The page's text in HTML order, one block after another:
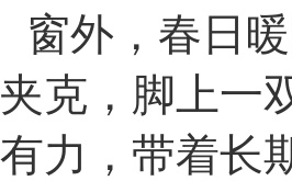
窗外，春日
夹克，脚上一
有力，带着长